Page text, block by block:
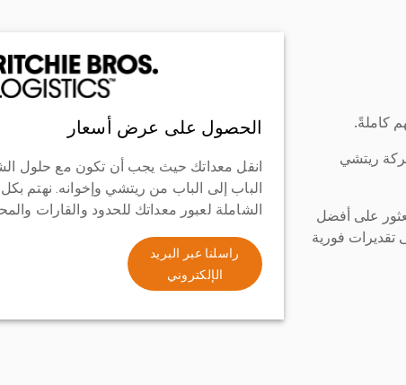
كاملةً.
ريتشي
على أفضل
فورية
الحصول على عرض أسعار
انقل معداتك حيث يجب أن تكون مع حلول
الباب إلى الباب من ريتشي وإخوانه. نهتم
الشاملة لعبور معداتك للحدود والقارات
راسلنا عبر البريد
الإلكتروني